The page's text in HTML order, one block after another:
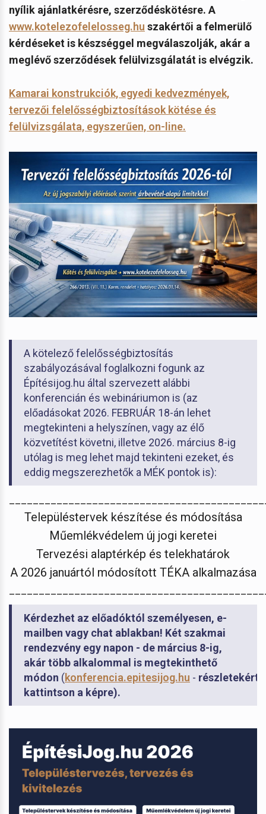
nyílik ajánlatkérésre, szerződéskötésre. A
www.kotelezofelelosseg.hu szakértői a felmerülő
kérdéseket is készséggel megválaszolják, akár a
meglévő szerződések felülvizsgálatát is elvégzik.
Kamarai konstrukciók, egyedi kedvezmények,
tervezői felelősségbiztosítások kötése és
felülvizsgálata, egyszerűen, on-line.
A kötelező felelősségbiztosítás
szabályozásával foglalkozni fogunk az
Építésijog.hu által szervezett alábbi
konferencián és webináriumon is (az
előadásokat 2026. FEBRUÁR 18-án lehet
megtekinteni a helyszínen, vagy az élő
közvetítést követni, illetve 2026. március 8-ig
utólag is meg lehet majd tekinteni ezeket, és
eddig megszerezhetők a MÉK pontok is):
Településtervek készítése és módosítása
Műemlékvédelem új jogi keretei
Tervezési alaptérkép és telekhatárok
A 2026 januártól módosított TÉKA alkalmazása
Kérdezhet az előadóktól személyesen, e-
mailben vagy chat ablakban! Két szakmai
rendezvény egy napon - de március 8-ig,
akár több alkalommal is megtekinthető
módon (konferencia.epitesijog.hu - részletekért
kattintson a képre).